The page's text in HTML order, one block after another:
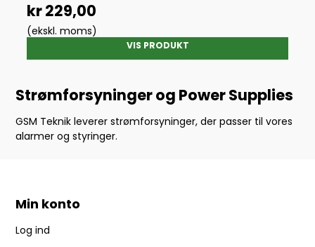
kr 229,00
(ekskl. moms)
VIS PRODUKT
Strømforsyninger og Power Supplies
GSM Teknik leverer strømforsyninger, der passer til vores
alarmer og styringer.
Min konto
Log ind